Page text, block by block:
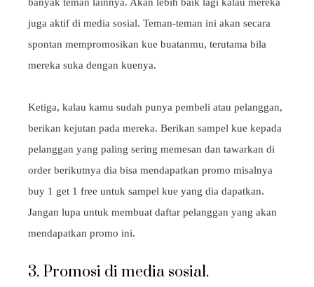
juga aktif di media sosial. Teman-teman ini akan secara
spontan mempromosikan kue buatanmu, terutama bila
mereka suka dengan kuenya.
Ketiga, kalau kamu sudah punya pembeli atau pelanggan,
berikan kejutan pada mereka. Berikan sampel kue kepada
pelanggan yang paling sering memesan dan tawarkan di
order berikutnya dia bisa mendapatkan promo misalnya
buy 1 get 1 free untuk sampel kue yang dia dapatkan.
Jangan lupa untuk membuat daftar pelanggan yang akan
mendapatkan promo ini.
3. Promosi di media sosial.